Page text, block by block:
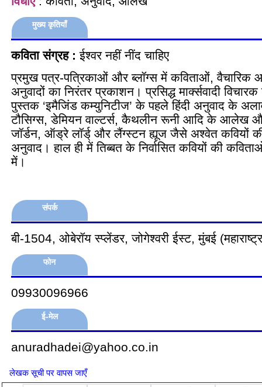
मुख्य कृतियाँ
कविता संग्रह : ईश्वर नहीं नींद चाहिए
प्रमुख पत्र-पत्रिकाओं और ब्लॉग्स में कविताओं, वैचारिक
अनुवादों का निरंतर प्रकाशन। प्रसिद्ध मार्क्सवादी
पुस्तक ‘इमैजिंड कम्युनिटीज’ के पहले हिंदी अनुवाद के
टौसिग्स, डेमियन वाल्टर्स, कैथलीन रूनी आदि के आलेख
जॉर्डन, ऑड्रे लॉर्ड् और लैंग्स्टन ह्यूज जैसे अश्वेत कवियों
अनुवाद। हाल ही में तिब्बत के निर्वासित कवियों की
में।
संपर्क
बी-1504, ओबेरॉय स्प्लेंडर, जोगेश्वरी ईस्ट, मुंबई
फोन
09930096966
ई-मेल
anuradhadei@yahoo.co.in
लेखक सूची पर वापस जाएँ